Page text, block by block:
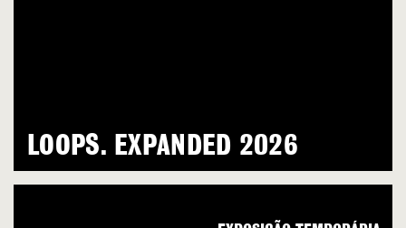
LOOPS. EXPANDED 2026